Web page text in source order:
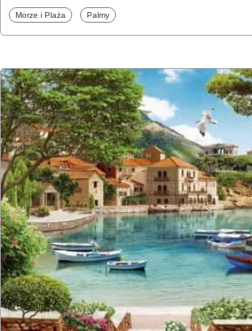
Fototapety
Morze i Plaża Fototapety
Palmy